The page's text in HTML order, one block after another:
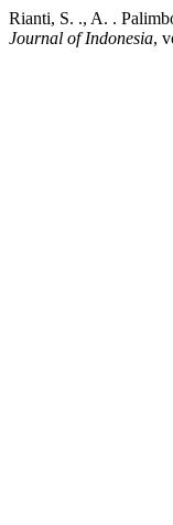
Rianti, S. ., A. .
Journal of Indonesia,